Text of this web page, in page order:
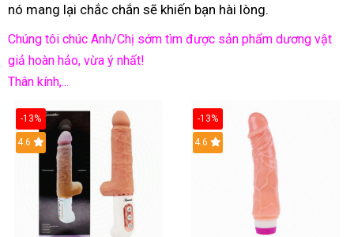
nó mang lại chắc chắn sẽ khiến bạn hài lòng.
Chúng tôi chúc Anh/Chị sớm tìm được sản phẩm dương vật
giả hoàn hảo, vừa ý nhất!
Thân kính,...
-13%
Hot
4.6
-13%
Hot
4.6